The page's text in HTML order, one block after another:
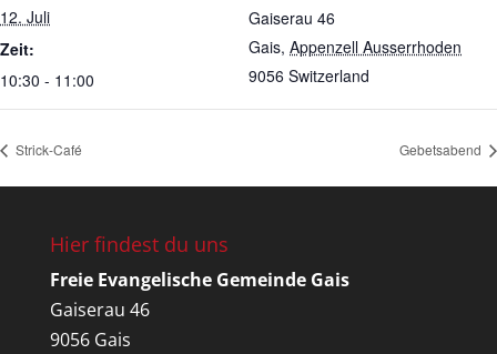
12. Juli
Zeit:
10:30 - 11:00
Gaiserau 46
Gais, Appenzell Ausserrhoden
9056 Switzerland
Strick-Café Gebetsabend
Hier findest du uns
Freie Evangelische Gemeinde Gais
Gaiserau 46
9056 Gais